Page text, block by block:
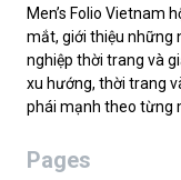
Men’s Folio Vietnam
mắt, giới thiệu những
nghiệp thời trang và
xu hướng, thời trang
phái mạnh theo từng
Pages